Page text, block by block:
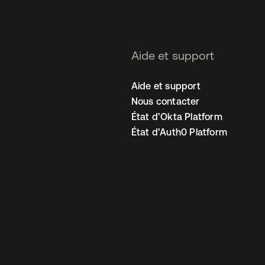
Aide et support
Aide et support
Nous contacter
État d’Okta Platform
État d’Auth0 Platform